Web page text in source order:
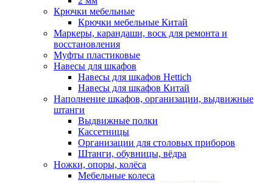
Крючки мебельные
Крючки мебельные Китай
Маркеры, карандаши, воск для ремонта и
восстановления
Муфты пластиковые
Навесы для шкафов
Навесы для шкафов Hettich
Навесы для шкафов Китай
Наполнение шкафов, организации, выдвижные
штанги
Выдвижные полки
Кассетницы
Организации для столовых приборов
Штанги, обувницы, вёдра
Ножки, опоры, колёса
Мебельные колеса